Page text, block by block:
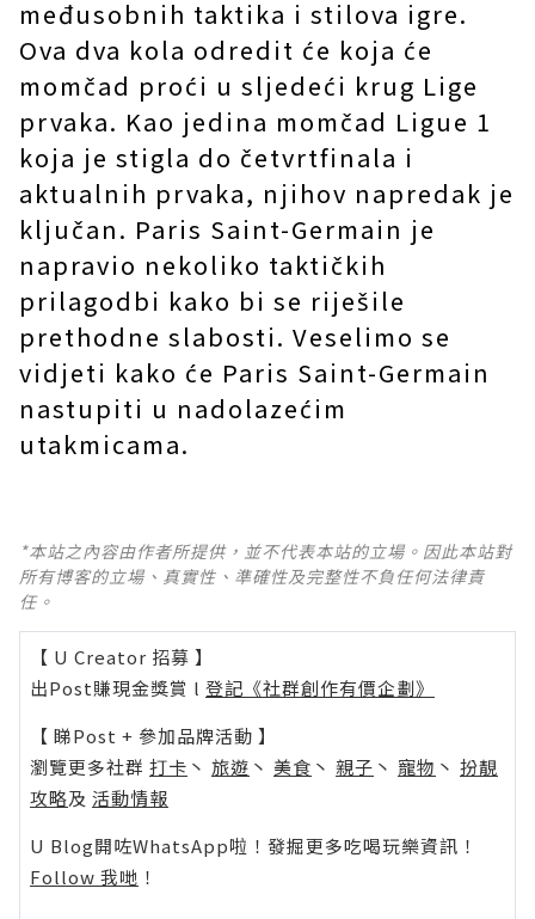
međusobnih taktika i stilova igre.
Ova dva kola odredit će koja će
momčad proći u sljedeći krug Lige
prvaka. Kao jedina momčad Ligue 1
koja je stigla do četvrtfinala i
aktualnih prvaka, njihov napredak je
ključan. Paris Saint-Germain je
napravio nekoliko taktičkih
prilagodbi kako bi se riješile
prethodne slabosti. Veselimo se
vidjeti kako će Paris Saint-Germain
nastupiti u nadolazećim
utakmicama.
*本站之內容由作者所提供，並不代表本站的立場。因此本站對
所有博客的立場、真實性、準確性及完整性不負任何法律責
任。
【 U Creator 招募 】
出Post賺現金獎賞 l 登記《社群創作有價企劃》
【 睇Post + 參加品牌活動 】
瀏覽更多社群 打卡 丶 旅遊 丶 美食 丶 親子 丶 寵物 丶 扮靚
攻略及 活動情報
U Blog開咗WhatsApp啦！發掘更多吃喝玩樂資訊！
Follow 我哋 ！